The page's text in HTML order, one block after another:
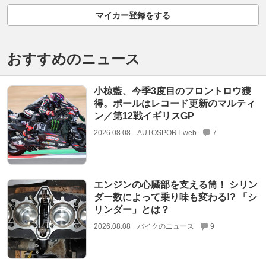
マイカー登録をする
おすすめのニュース
小椋藍、今季3度目のフロントロウ獲
得。ポールはレコード更新のマルティ
ン／第12戦イギリスGP
2026.08.08 AUTOSPORT web 7
エンジンの心臓部を支える筒！ シリン
ダー数によって乗り味も変わる!? 「シ
リンダー」とは？
2026.08.08 バイクのニュース 9